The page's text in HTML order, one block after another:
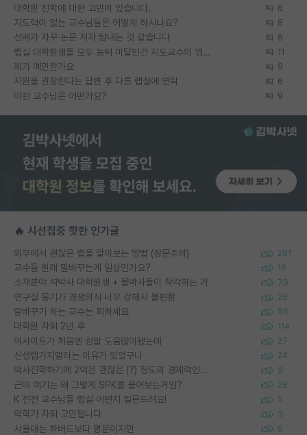
대학원 진학에 대한 고민이 있습니다. 6
지도력이 없는 교수님들은 어떻게 하시나요? 8
선배가 자꾸 논문 저자 탐내는 것 같습니다 6
랩실 대학원생들 모두 능력 미달인건 지도교수의 영향 아닌가? 11
제가 예민한가요 9
지원을 권장한다는 답변 후 다른 랩실에 연락 6
이런 교수님은 어떤가요? 9
🔥 시선집중 핫한 인기글
외부에서 괜찮은 랩을 알아보는 방법 (장문주의) 281
교수들 원래 말바꾸는게 일상인가요? 16
소재분야 석박사 대학원생 + 물박사들이 착각하는 거 79
연구실 동기가 경쟁의식 너무 강해서 불편함 26
말바꾸기 하는 교수는 피하세요 56
대학원 자퇴 2년 후 114
이사이트가 처음엔 정말 도움많이됐는데 27
신생랩가지말라는 이유가 있었구나 24
박사진학하기에 2억은 괜찮은 (?) 정도의 경제력인가요 9
근데 여기는 왜 그렇게 SPK를 물어보는거임? 28
K 전전 교수님들 랩실 어떤지 질문드려요! 5
막학기 자퇴 고민됩니다 3
서울대는 하버드보다 명문이지만 9